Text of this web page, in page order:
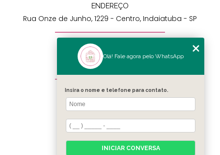
ENDEREÇO
Rua Onze de Junho, 1229 - Centro, Indaiatuba - SP
(19) 99711-7111
adm@residencialamar.com.br
MENU
SOBRE
CONTATO
Olá! Fale agora pelo WhatsApp
Insira o nome e telefone para contato.
INICIAR CONVERSA